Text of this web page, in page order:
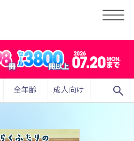
全年齢 成人向け search